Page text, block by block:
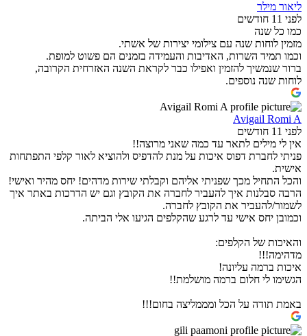
ליאור מילר
לפני 11 חודשים
כמו כל שנה
מזמין לוחות שנה עם צילומי יצירות של אשתי.
וכמו תמיד השרות, האדיבות והעמידה בזמנים הם פשוט למופת.
ברור שנמשיך להזמין ואפילו כבר לקראת השנה האזרחית הקרובה,
לוחות שנה נוספים.
Avigail Romi A
לפני 11 חודשים
אין לי מילים לתאר עד כמה שאני מרוצה!!
פניתי לחברת דפוס איכות על מנת להדפיס ולהוציא לאור קלפי התפתחות
אישית.
והכל התחיל מכך שפניתי אליהם וקבלתי שירות מדהים! יחס מהיר ואישי!
הרבה סבלנות איך להעביר לחברה את הקובץ וגם יש הדרכות באתר איך
לשמור/להעביר את הקובץ לחברה.
וכמובן יחס אישי עד לרגע שהקלפים הגיעו אלי הביתה.
והאיכות של הקלפים:
מדהימה!!!
איכות ברמה עליונה!
הגשימו לי חלום ברמה מושלמת!!
באמת תודה על הכל ומממליצה בחום!!!